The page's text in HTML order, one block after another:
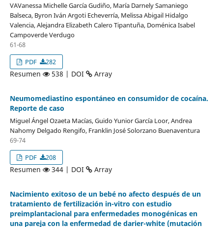
VAVanessa Michelle García Gudiño, María Darnely Samaniego
Balseca, Byron Iván Argoti Echeverría, Melissa Abigail Hidalgo
Valencia, Alejandra Elizabeth Calero Tipantuña, Doménica Isabel
Campoverde Verdugo
61-68
PDF
282
Resumen 538 | DOI Array
Neumomediastino espontáneo en consumidor de cocaína.
Reporte de caso
Miguel Ángel Ozaeta Macías, Guido Yunior García Loor, Andrea
Nahomy Delgado Rengifo, Franklin José Solorzano Buenaventura
69-74
PDF
208
Resumen 344 | DOI Array
Nacimiento exitoso de un bebé no afecto después de un
tratamiento de fertilización in-vitro con estudio
preimplantacional para enfermedades monogénicas en
una pareja con la enfermedad de darier-white (mutación